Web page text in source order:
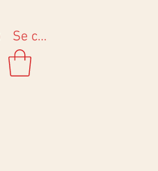
Se connecter